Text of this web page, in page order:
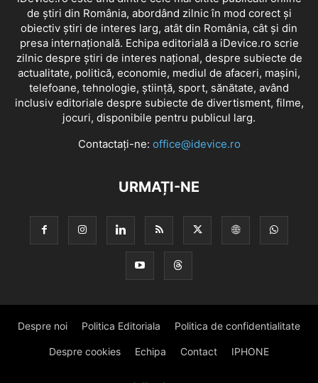
de știri din România, abordând zilnic în mod corect și
obiectiv știri de interes larg, atât din România, cât și din
presa internațională. Echipa editorială a iDevice.ro scrie
zilnic despre știri de interes național, despre subiecte de
actualitate, politică, economie, mediul de afaceri, mașini,
telefoane, tehnologie, știință, sport, sănătate, având
inclusiv editoriale despre subiecte de divertisment, filme,
jocuri, disponibile pentru publicul larg.
Contactați-ne: office@idevice.ro
URMAȚI-NE
Despre noi Politica Editoriala Politica de confidentialitate
Despre cookies Echipa Contact IPHONE